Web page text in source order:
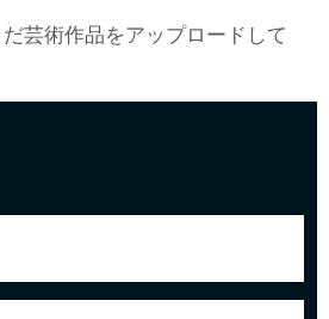
芸術作品をアップロードして